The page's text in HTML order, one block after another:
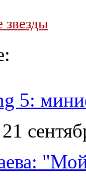
звезды
5: